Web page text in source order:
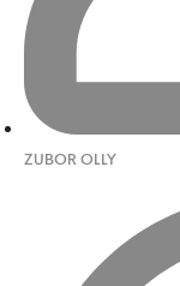
ZUBOR OLLY